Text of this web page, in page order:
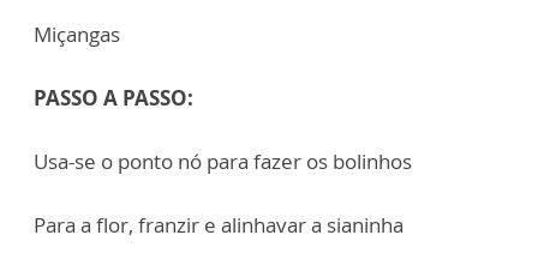
Miçangas
PASSO A PASSO:
Usa-se o ponto nó para fazer os bolinhos
Para a flor, franzir e alinhavar a sianinha